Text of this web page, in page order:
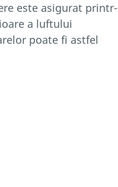
este asigurat printr-
a luftului
poate fi astfel